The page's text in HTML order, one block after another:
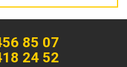
85 07
24 52